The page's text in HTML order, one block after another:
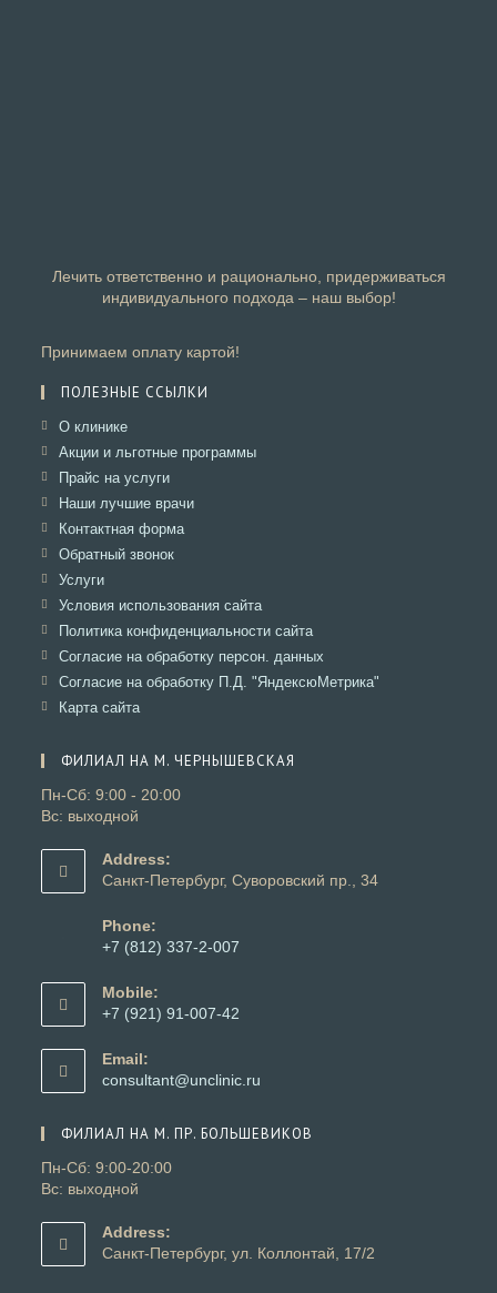
Лечить ответственно и рационально, придерживаться
индивидуального подхода – наш выбор!
Принимаем оплату картой!
ПОЛЕЗНЫЕ ССЫЛКИ
О клиникеОткроется
в
вкладке
Акции и льготные программыОткроется
Прайс на услугиОткроется
в
вкладке
Наши лучшие врачиОткроется
Контактная формаОткроется
Обратный звонокОткроется
вкладке
УслугиОткроется
в
вкладке
Условия использования сайтаОткроется
в
вкладке
Политика конфиденциальности сайтаОткроется
в
вкладке
Согласие на обработку персон. данных
в
Согласие на обработку П.Д. "ЯндексюМетрика"
Карта сайтаОткроется
вкладке
ФИЛИАЛ НА М. ЧЕРНЫШЕВСКАЯ
Пн-Сб: 9:00 - 20:00
Вс: выходной
Address:
Санкт-Петербург, Суворовский пр., 34
Phone:
+7 (812) 337-2-007
в
вашем
Mobile:
+7 (921) 91-007-42
в
вашем
Email:
consultant@unclinic.ru
приложении
ФИЛИАЛ НА М. ПР. БОЛЬШЕВИКОВ
Пн-Сб: 9:00-20:00
Вс: выходной
Address:
Санкт-Петербург, ул. Коллонтай, 17/2